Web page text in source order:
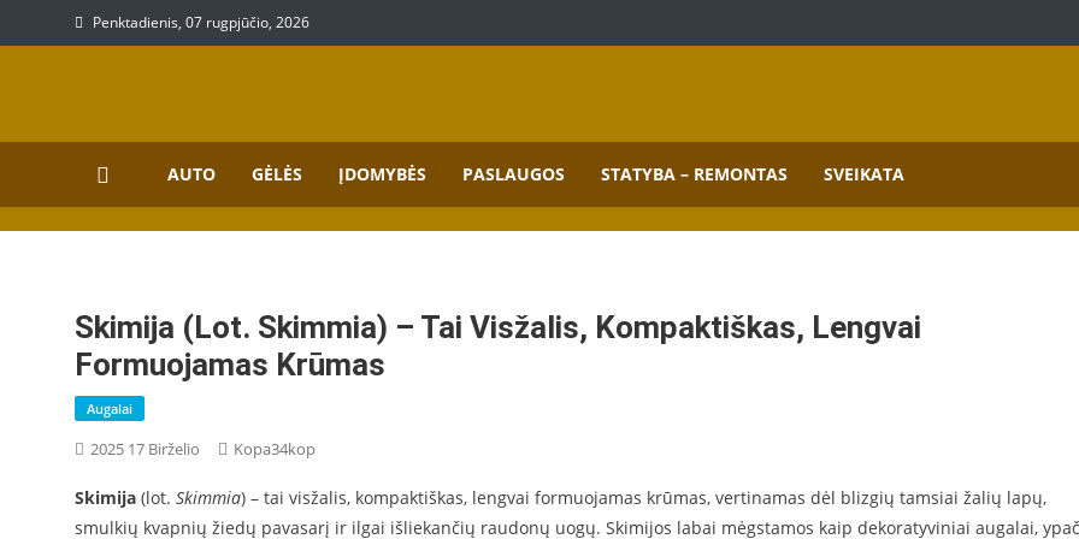
to
Penktadienis, 07 rugpjūčio, 2026
AUTO GĖLĖS ĮDOMYBĖS PASLAUGOS STATYBA – REMONTAS SVEIKATA
Skimija (lot. Skimmia) – Tai Visžalis, Kompaktiškas, Lengvai
Formuojamas Krūmas
Augalai
2025 17 Birželio Kopa34kop
Skimija (lot. Skimmia) – tai visžalis, kompaktiškas, lengvai formuojamas krūmas, vertinamas dėl blizgių tamsiai žalių lapų,
smulkių kvapnių žiedų pavasarį ir ilgai išliekančių raudonų uogų. Skimijos labai mėgstamos kaip dekoratyviniai augalai, ypač